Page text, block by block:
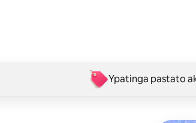
Ypatinga pastato